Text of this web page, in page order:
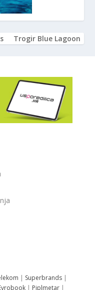
Trogir Blue Lagoon
| Superbrands|
| Piplmetar |